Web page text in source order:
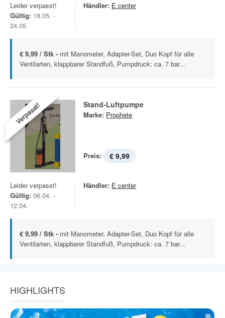
Leider verpasst!
Gültig: 18.05. -
24.05.
Händler: E center
€ 9,99 / Stk - mit Manometer, Adapter-Set, Duo Kopf für alle
Ventilarten, klappbarer Standfuß, Pumpdruck: ca. 7 bar...
Verpasst! Stand-Luftpumpe
Marke: Prophete
Preis: € 9,99
Leider verpasst!
Gültig: 06.04. -
12.04.
Händler: E center
€ 9,99 / Stk - mit Manometer, Adapter-Set, Duo Kopf für alle
Ventilarten, klappbarer Standfuß, Pumpdruck: ca. 7 bar...
HIGHLIGHTS